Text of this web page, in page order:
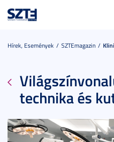
Hírek, Események SZTEmagazin
technika és